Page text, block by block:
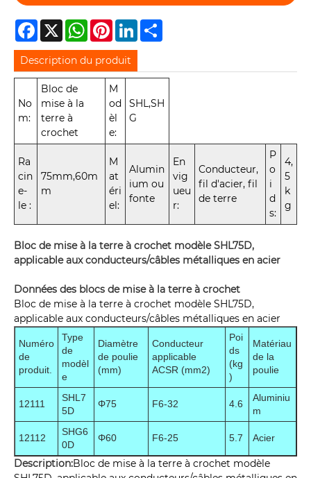
Facebook
X WhatsAppPinterestLinkedIn
Description du produit
No
m:
Bloc de
mise à la
terre à
crochet
M
od
èl
e:
SHL,SH
G
Ra
cin
e-
le :
75mm,60m
m
M
at
éri
el:
Alumin
ium ou
fonte
En
vig
ueu
r:
Conducteur,
fil d'acier, fil
de terre
P
o
i
d
s:
4,
5
k
g
Bloc de mise à la terre à crochet modèle SHL75D,
applicable aux conducteurs/câbles métalliques en acier
Données des blocs de mise à la terre à crochet
Bloc de mise à la terre à crochet modèle SHL75D,
applicable aux conducteurs/câbles métalliques en acier
Numéro
de
produit.
Type
de
modèl
e
Diamètre
de poulie
(mm)
Conducteur
applicable
ACSR (mm2)
Poi
ds
(kg
)
Matériau
de la
poulie
12111
SHL7
5D
Φ75 F6-32 4.6
Aluminiu
m
12112
SHG6
0D
Φ60 F6-25 5.7 Acier
Description:Bloc de mise à la terre à crochet modèle